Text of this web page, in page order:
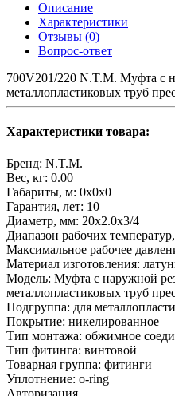
Описание
Характеристики
Отзывы (0)
Вопрос-ответ
700V201/220 N.T.M. Муфта с
металлопластиковых труб
Характеристики товара:
Бренд: N.T.M.
Вес, кг: 0.00
Габариты, м: 0x0x0
Гарантия, лет: 10
Диаметр, мм: 20х2.0х3/4
Диапазон рабочих
Максимальное рабочее
Материал изготовления:
Модель: Муфта с наружной
металлопластиковых труб
Подгруппа: для
Покрытие: никелированное
Тип монтажа: обжимное
Тип фитинга: винтовой
Товарная группа: фитинги
Уплотнение: o-ring
Авторизация